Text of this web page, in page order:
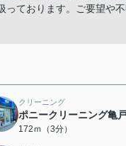
ております。ご要望や
クリーニング
ポニークリーニング亀
172ｍ（3分）